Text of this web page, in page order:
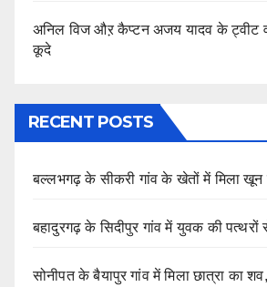
अनिल विज औऱ कैप्टन अजय यादव के ट्वीट
कूदे
RECENT POSTS
बल्लभगढ़ के सीकरी गांव के खेतों में मिला
बहादुरगढ़ के सिदीपुर गांव में युवक की पत्थरों
सोनीपत के बैयापुर गांव में मिला छात्रा का